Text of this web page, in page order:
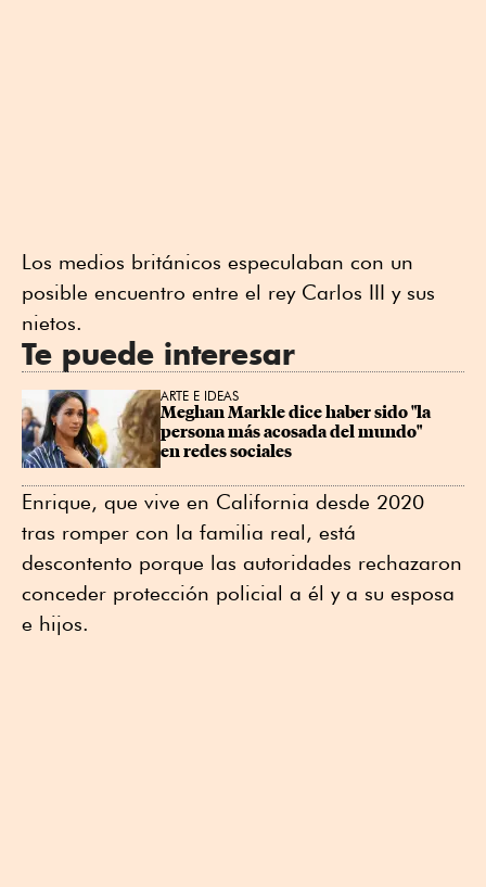
Los medios británicos especulaban con un
posible encuentro entre el rey Carlos III y sus
nietos.
Te puede interesar
ARTE E IDEAS
Meghan Markle dice haber sido "la
persona más acosada del mundo"
en redes sociales
Enrique, que vive en California desde 2020
tras romper con la familia real, está
descontento porque las autoridades rechazaron
conceder protección policial a él y a su esposa
e hijos.